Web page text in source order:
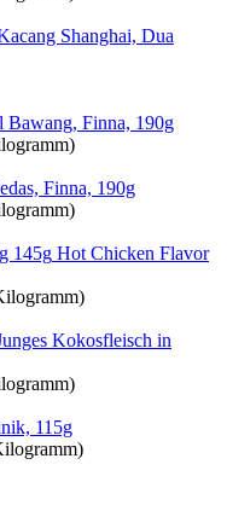
Shanghai, Dua
Bawang, Finna, 190g
Finna, 190g
Hot Chicken Flavor
Kokosfleisch in
115g